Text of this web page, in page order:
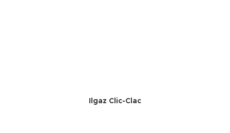
Ilgaz Clic-Clac